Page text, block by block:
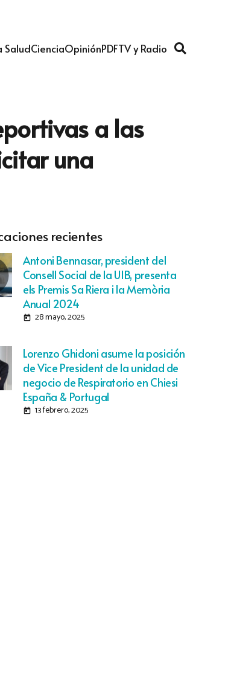
SaludCienciaOpiniónPDFTV y Radio
a las
una
recientes
Antoni Bennasar, president del
Consell Social de la UIB, presenta
els Premis Sa Riera i la Memòria
Anual 2024
today 28 mayo, 2025
Lorenzo Ghidoni asume la posición
de Vice President de la unidad de
negocio de Respiratorio en Chiesi
España & Portugal
today 13 febrero, 2025